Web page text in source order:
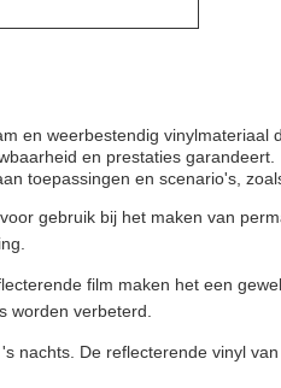
en weerbestendig
en prestaties garandeert.
toepassingen en scenario's,
gebruik bij het maken van
film maken het een
worden verbeterd.
nachts. De reflecterende vinyl